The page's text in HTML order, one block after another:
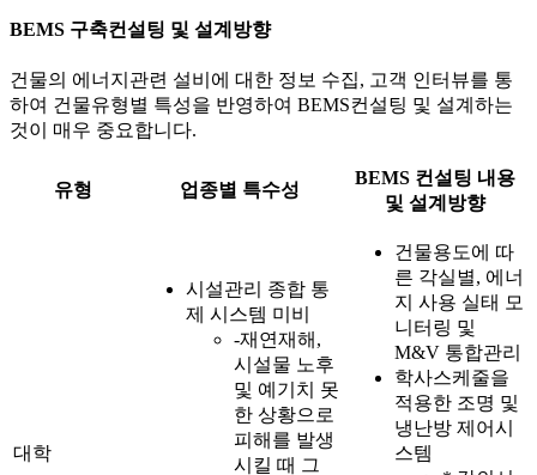
BEMS 구축컨설팅 및 설계방향
건물의 에너지관련 설비에 대한 정보 수집, 고객 인터뷰를 통
하여 건물유형별 특성을 반영하여 BEMS컨설팅 및 설계하는
것이 매우 중요합니다.
유형 업종별 특수성
BEMS 컨설팅 내용
및 설계방향
대학
시설관리 종합 통
제 시스템 미비
-재연재해,
시설물 노후
및 예기치 못
한 상황으로
피해를 발생
시킬 때 그
건물용도에 따
른 각실별, 에너
지 사용 실태 모
니터링 및
M&V 통합관리
학사스케줄을
적용한 조명 및
냉난방 제어시
스템